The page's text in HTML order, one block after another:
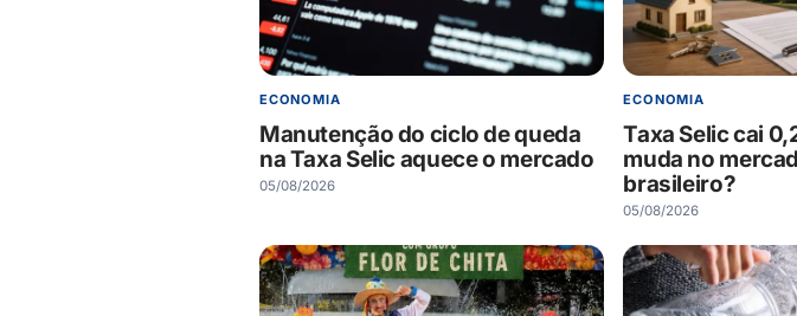
ECONOMIA
Manutenção do ciclo de queda
na Taxa Selic aquece o mercado
05/08/2026
ECONOMIA
Taxa Selic cai
muda no
brasileiro?
05/08/2026